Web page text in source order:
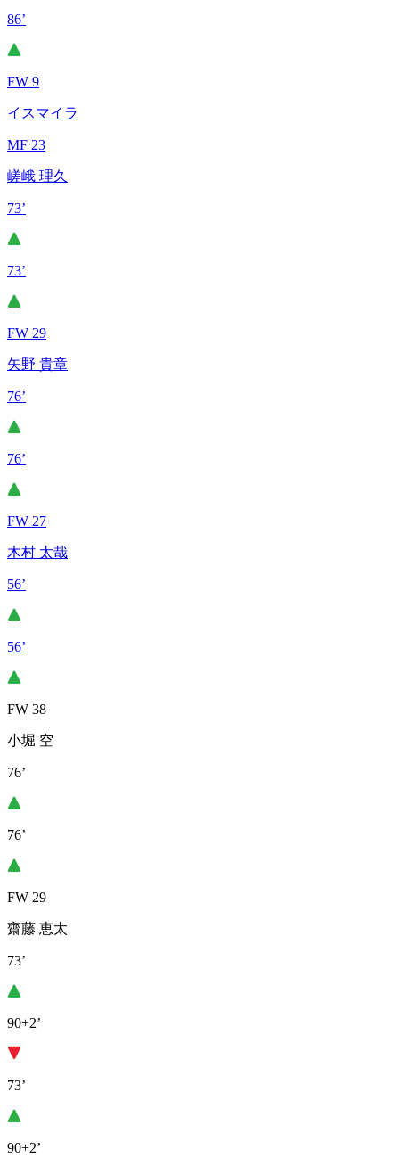
86’
FW 9
イスマイラ
MF 23
嵯峨 理久
73’
73’
FW 29
矢野 貴章
76’
76’
FW 27
木村 太哉
56’
56’
FW 38
小堀 空
76’
76’
FW 29
齋藤 恵太
73’
90+2’
73’
90+2’